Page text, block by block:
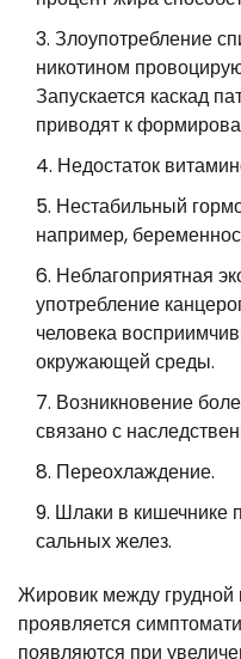
Злоупотребление
никотином
Запускается каскад
приводят к
Недостаток
Нестабильный
например,
Неблагоприятная
употребление
человека
окружающей среды.
Возникновение
связано с
Переохлаждение.
Шлаки в кишечнике
сальных желез.
Жировик между грудной
проявляется
появляются при